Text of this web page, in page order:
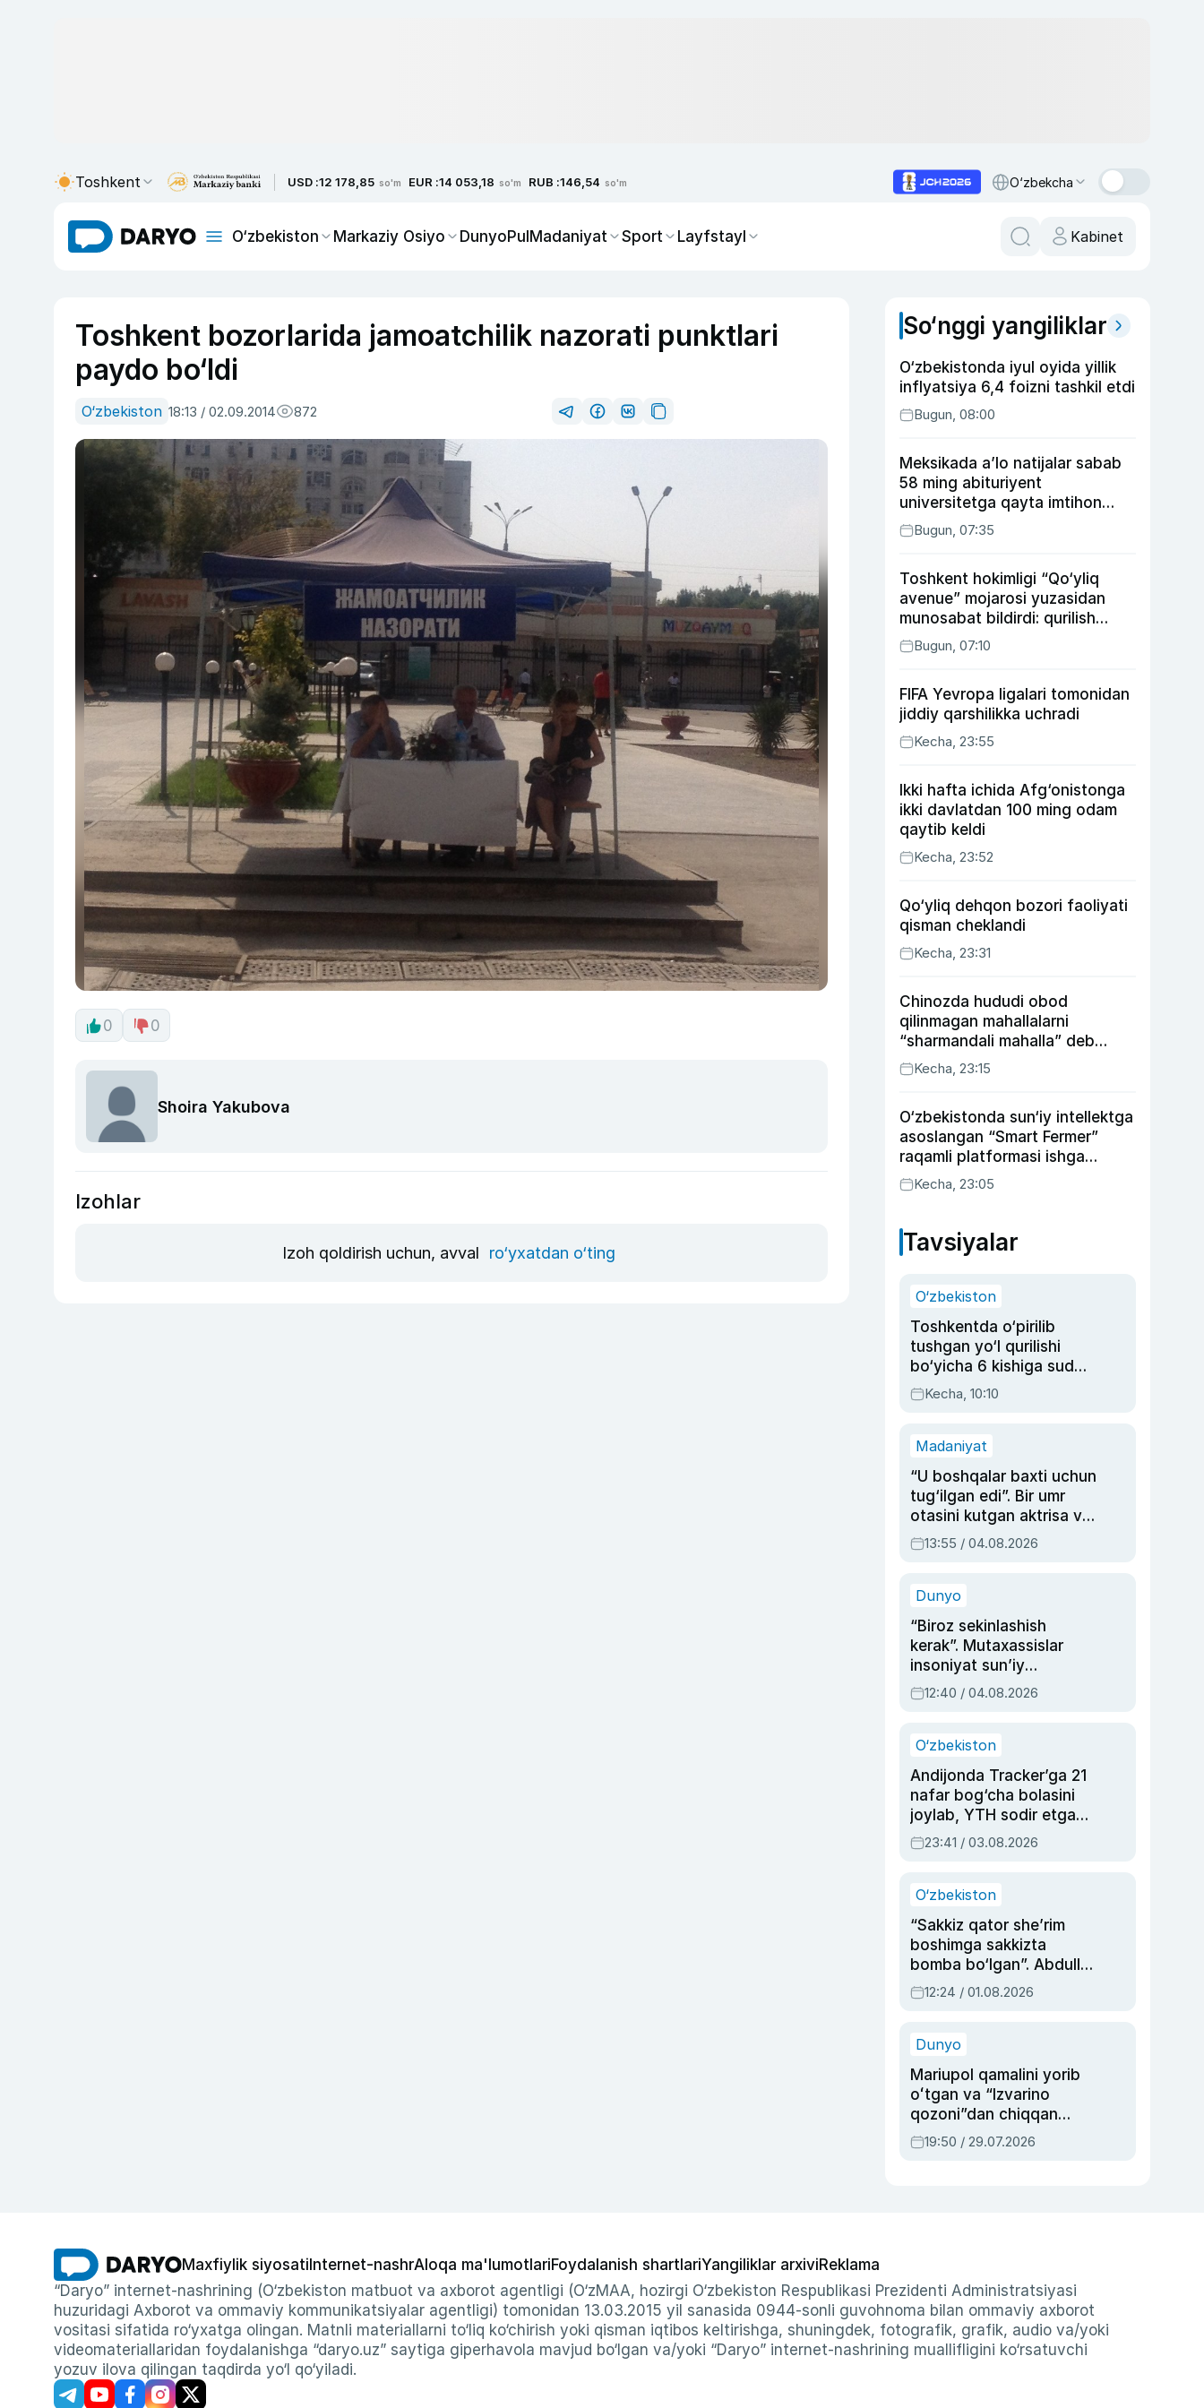
Toshkent USD :12 178,85 so'm EUR :14 053,18 so'm RUB :146,54 so'm O‘zbekcha
O‘zbekiston Markaziy Osiyo DunyoPulMadaniyat Sport Layfstayl Kabinet
Toshkent bozorlarida jamoatchilik nazorati punktlari
paydo bo‘ldi
O‘zbekiston 18:13 / 02.09.2014 872
0 0
Shoira Yakubova
Izohlar
Izoh qoldirish uchun, avval ro‘yxatdan o‘ting
So‘nggi yangiliklar
O‘zbekistonda iyul oyida yillik
inflyatsiya 6,4 foizni tashkil etdi
Bugun, 08:00
Meksikada a’lo natijalar sabab
58 ming abituriyent
universitetga qayta imtihon
topshiradi
Bugun, 07:35
Toshkent hokimligi “Qo‘yliq
avenue” mojarosi yuzasidan
munosabat bildirdi: qurilish
ishlarining 53 foizi yakunlangan
Bugun, 07:10
FIFA Yevropa ligalari tomonidan
jiddiy qarshilikka uchradi
Kecha, 23:55
Ikki hafta ichida Afg‘onistonga
ikki davlatdan 100 ming odam
qaytib keldi
Kecha, 23:52
Qo‘yliq dehqon bozori faoliyati
qisman cheklandi
Kecha, 23:31
Chinozda hududi obod
qilinmagan mahallalarni
“sharmandali mahalla” deb
belgilash boshlandi
Kecha, 23:15
O‘zbekistonda sun‘iy intellektga
asoslangan “Smart Fermer”
raqamli platformasi ishga
tushiriladi
Kecha, 23:05
Tavsiyalar
O‘zbekiston
Toshkentda o‘pirilib
tushgan yo‘l qurilishi
bo‘yicha 6 kishiga sud
hukmi o‘qildi
Kecha, 10:10
Madaniyat
“U boshqalar baxti uchun
tug‘ilgan edi”. Bir umr
otasini kutgan aktrisa va
dublyaj ustasi Rimma
Ahmedovaning
13:55 / 04.08.2026
Dunyo
“Biroz sekinlashish
kerak”. Mutaxassislar
insoniyat sun’iy
intellektni boshqara
olmay qolishidan xavotir
12:40 / 04.08.2026
O‘zbekiston
Andijonda Tracker’ga 21
nafar bog‘cha bolasini
joylab, YTH sodir etgan
ayolga sud hukmi o‘qildi
23:41 / 03.08.2026
O‘zbekiston
“Sakkiz qator she’rim
boshimga sakkizta
bomba bo‘lgan”. Abdulla
Oripovni siyosiy
ayblovlardan asrab
12:24 / 01.08.2026
Dunyo
Mariupol qamalini yorib
oʻtgan va “Izvarino
qozoni”dan chiqqan
qahramon — Ukraina
armiyasi bosh
19:50 / 29.07.2026
Maxfiylik siyosati Internet-nashrAloqa ma'lumotlariFoydalanish shartlariYangiliklar arxiviReklama
“Daryo” internet-nashrining (O‘zbekiston matbuot va axborot agentligi (O‘zMAA, hozirgi O‘zbekiston Respublikasi Prezidenti Administratsiyasi
huzuridagi Axborot va ommaviy kommunikatsiyalar agentligi) tomonidan 13.03.2015 yil sanasida 0944-sonli guvohnoma bilan ommaviy axborot
vositasi sifatida ro‘yxatga olingan. Matnli materiallarni to‘liq ko‘chirish yoki qisman iqtibos keltirishga, shuningdek, fotografik, grafik, audio va/yoki
videomateriallaridan foydalanishga “daryo.uz” saytiga giperhavola mavjud bo‘lgan va/yoki “Daryo” internet-nashrining muallifligini ko‘rsatuvchi
yozuv ilova qilingan taqdirda yo‘l qo‘yiladi.